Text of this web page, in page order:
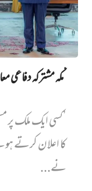
’مکہ مشترکہ
’کسی ایک ملک پر
کا اعلان کرتے
نے...